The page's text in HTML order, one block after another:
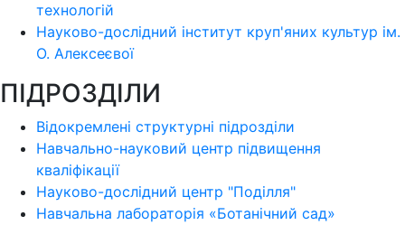
технологій
Науково-дослідний інститут круп'яних культур ім.
О. Алексеєвої
ПІДРОЗДІЛИ
Відокремлені структурні підрозділи
Навчально-науковий центр підвищення
кваліфікації
Науково-дослідний центр "Поділля"
Навчальна лабораторія «Ботанічний сад»